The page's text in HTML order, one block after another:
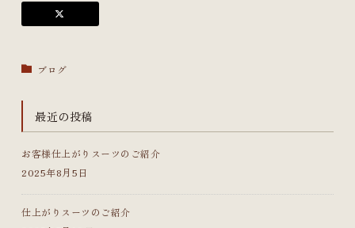
ブログ
最近の投稿
お客様仕上がりスーツのご紹介
2025年8月5日
仕上がりスーツのご紹介